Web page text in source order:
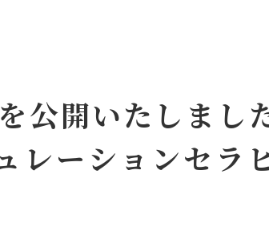
公開いたしまし
レーションセラ